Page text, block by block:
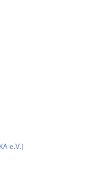
e.V.)